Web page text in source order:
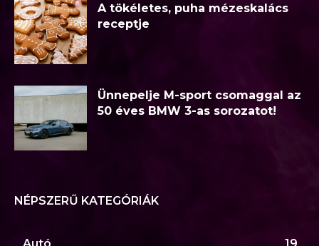
A tökéletes, puha mézeskalács
receptje
Ünnepelje M-sport csomaggal az
50 éves BMW 3-as sorozatot!
NÉPSZERŰ KATEGÓRIÁK